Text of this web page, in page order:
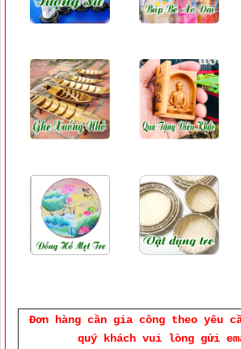
Đơn hàng cần gia công theo yêu
quý khách vui lòng gửi